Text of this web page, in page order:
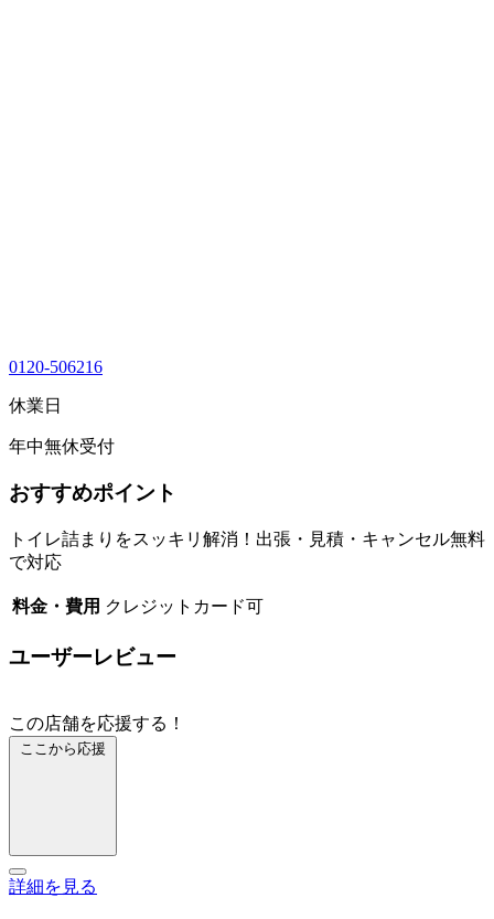
0120-506216
休業日
年中無休受付
おすすめポイント
トイレ詰まりをスッキリ解消！出張・見積・キャンセル無料
で対応
料金・費用 クレジットカード可
ユーザーレビュー
この店舗を応援する！
ここから応援
詳細を見る